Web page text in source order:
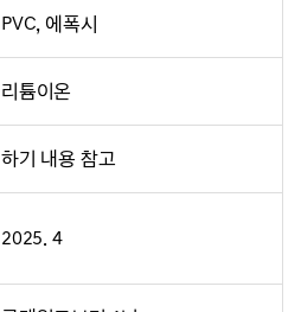
PVC, 에폭시
리튬이온
하기 내용 참고
2025. 4